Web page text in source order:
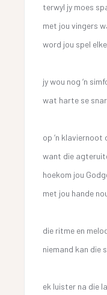
terwyl jy moes
met jou vingers
word jou spel
jy wou nog ‘n
wat harte se
op ‘n klaviernoot
want die
hoekom jou
met jou hande
die ritme en
niemand kan die
ek luister na die